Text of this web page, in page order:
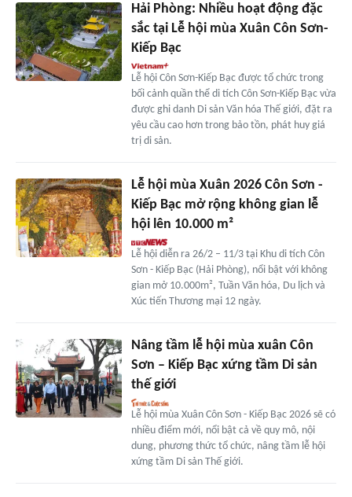
Hải Phòng: Nhiều hoạt động đặc
sắc tại Lễ hội mùa Xuân Côn Sơn-
Kiếp Bạc
Lễ hội Côn Sơn-Kiếp Bạc được tổ chức trong
bối cảnh quần thể di tích Côn Sơn-Kiếp Bạc vừa
được ghi danh Di sản Văn hóa Thế giới, đặt ra
yêu cầu cao hơn trong bảo tồn, phát huy giá
trị di sản.
Lễ hội mùa Xuân 2026 Côn Sơn -
Kiếp Bạc mở rộng không gian lễ
hội lên 10.000 m²
Lễ hội diễn ra 26/2 – 11/3 tại Khu di tích Côn
Sơn - Kiếp Bạc (Hải Phòng), nổi bật với không
gian mở 10.000m², Tuần Văn hóa, Du lịch và
Xúc tiến Thương mại 12 ngày.
Nâng tầm lễ hội mùa xuân Côn
Sơn – Kiếp Bạc xứng tầm Di sản
thế giới
Lễ hội mùa Xuân Côn Sơn - Kiếp Bạc 2026 sẽ có
nhiều điểm mới, nổi bật cả về quy mô, nội
dung, phương thức tổ chức, nâng tầm lễ hội
xứng tầm Di sản Thế giới.